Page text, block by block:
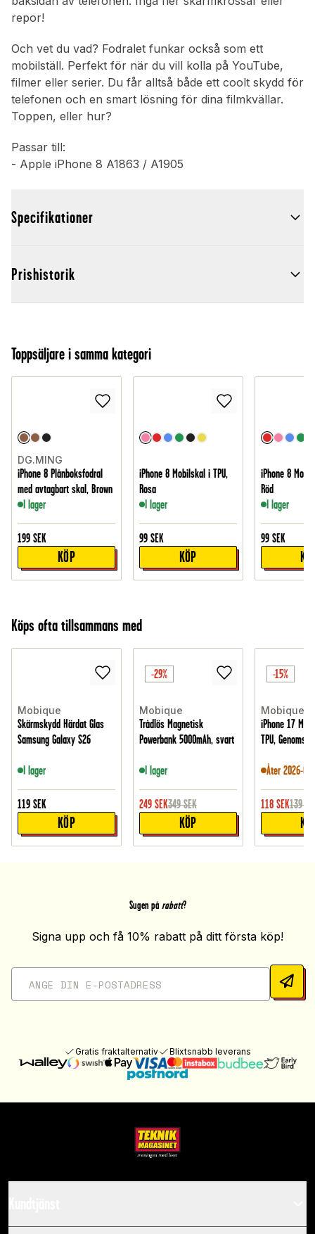
repor!
Och vet du vad? Fodralet funkar också som ett
mobilställ. Perfekt för när du vill kolla på YouTube,
filmer eller serier. Du får alltså både ett coolt skydd för
telefonen och en smart lösning för dina filmkvällar.
Toppen, eller hur?
Passar till:
- Apple iPhone 8 A1863 / A1905
Specifikationer
Prishistorik
Toppsäljare i samma kategori
DG.MING
iPhone 8 Plånboksfodral
med avtagbart skal, Brown
I lager
199 SEK
KÖP
iPhone 8 Mobilskal i TPU,
Rosa
I lager
99 SEK
KÖP
iPhone 8
Röd
I lager
99 SEK
Köps ofta tillsammans med
Mobique
Skärmskydd Härdat Glas
Samsung Galaxy S26
I lager
119 SEK
KÖP
-29%
Mobique
Trådlös Magnetisk
Powerbank 5000mAh, svart
I lager
249 SEK349 SEK
KÖP
-15%
Mobique
iPhone 17
TPU,
Åter 2026-
118 SEK139
Sugen på rabatt?
Signa upp och få 10% rabatt på ditt första köp!
Gratis fraktalternativ Blixtsnabb leverans